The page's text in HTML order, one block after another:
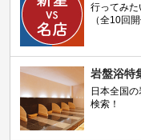
行ってみた
（全10回
岩盤浴特
日本全国
検索！